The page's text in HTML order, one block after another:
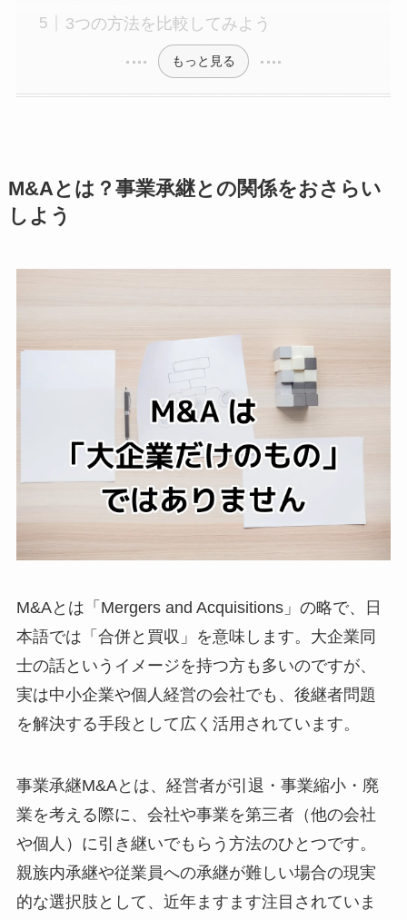
3つの方法を比較してみよう
もっと見る
M&Aとは？事業承継との関係をおさらい
しよう
M&Aとは「Mergers and Acquisitions」の略で、日
本語では「合併と買収」を意味します。大企業同
士の話というイメージを持つ方も多いのですが、
実は中小企業や個人経営の会社でも、後継者問題
を解決する手段として広く活用されています。
事業承継M&Aとは、経営者が引退・事業縮小・廃
業を考える際に、会社や事業を第三者（他の会社
や個人）に引き継いでもらう方法のひとつです。
親族内承継や従業員への承継が難しい場合の現実
的な選択肢として、近年ますます注目されていま